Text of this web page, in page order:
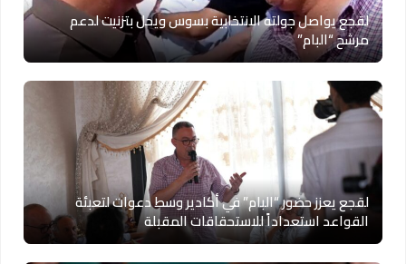
لقجع يواصل جولته الانتخابية بسوس ويحل بتزنيت لدعم
مرشح “البام”
لقجع يعزز حضور “البام” في أكادير وسط دعوات لتعبئة
القواعد استعداداً للاستحقاقات المقبلة